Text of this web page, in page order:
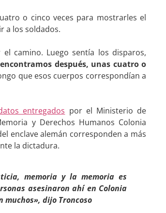
o cinco veces para mostrarles el
a los soldados.
camino. Luego sentía los disparos,
después, unas cuatro o
que esos cuerpos correspondían a
entregados por el Ministerio de
y Derechos Humanos Colonia
enclave alemán corresponden a más
la dictadura.
memoria y la memoria es
asesinaron ahí en Colonia
muchos», dijo Troncoso